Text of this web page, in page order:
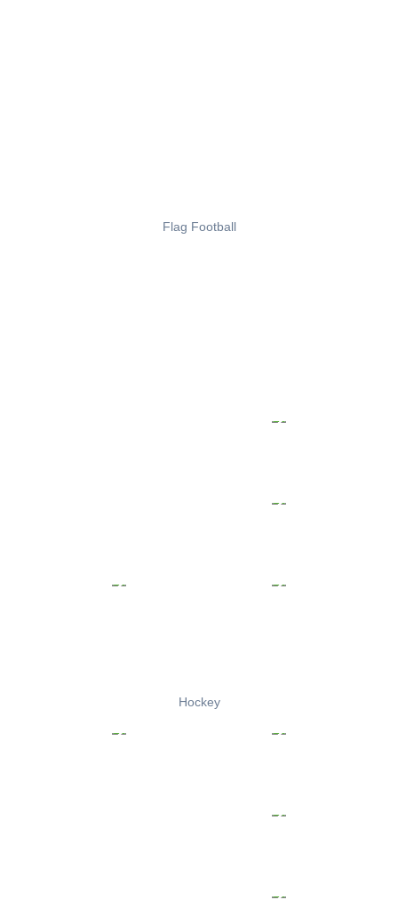
Flag Football
Hockey